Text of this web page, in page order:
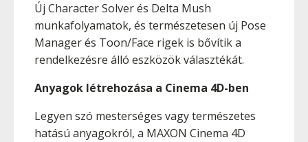
Új Character Solver és Delta Mush
munkafolyamatok, és természetesen új Pose
Manager és Toon/Face rigek is bővítik a
rendelkezésre álló eszközök választékát.
Anyagok létrehozása a Cinema 4D-ben
Legyen szó mesterséges vagy természetes
hatású anyagokról, a MAXON Cinema 4D